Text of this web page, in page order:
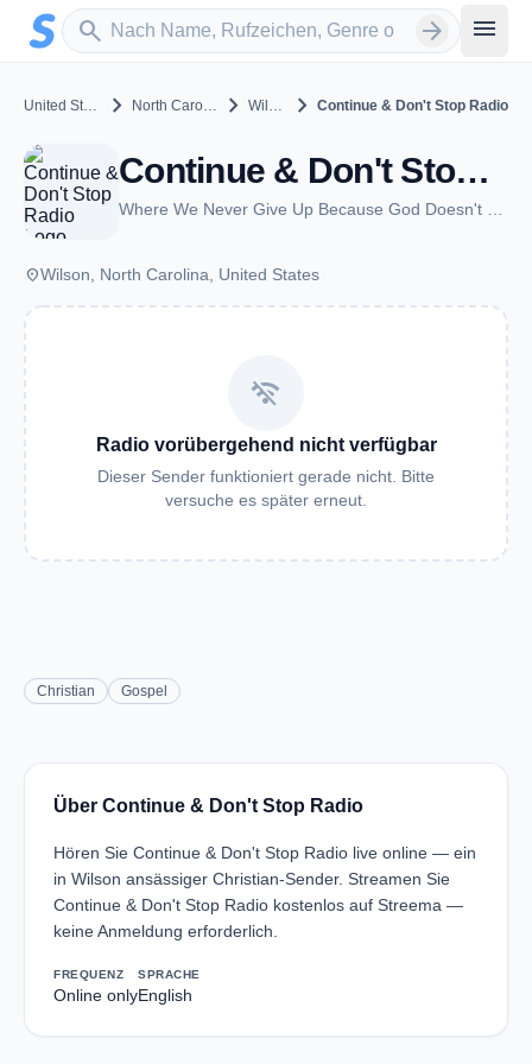
Zum Hauptinhalt springen
search
Sender suchen arrow_forward menu
United States chevron_right North Carolina chevron_right Wilson chevron_right Continue & Don't Stop Radio
Continue & Don't Stop Radio - Wilson, NC
placeWilson, North Carolina, United States
wifi_off
Radio vorübergehend nicht verfügbar
Dieser Sender funktioniert gerade nicht. Bitte
versuche es später erneut.
Christian Gospel
Über Continue & Don't Stop Radio
Hören Sie Continue & Don't Stop Radio live online — ein
in Wilson ansässiger Christian-Sender. Streamen Sie
Continue & Don't Stop Radio kostenlos auf Streema —
keine Anmeldung erforderlich.
FREQUENZ
Online only
SPRACHE
English